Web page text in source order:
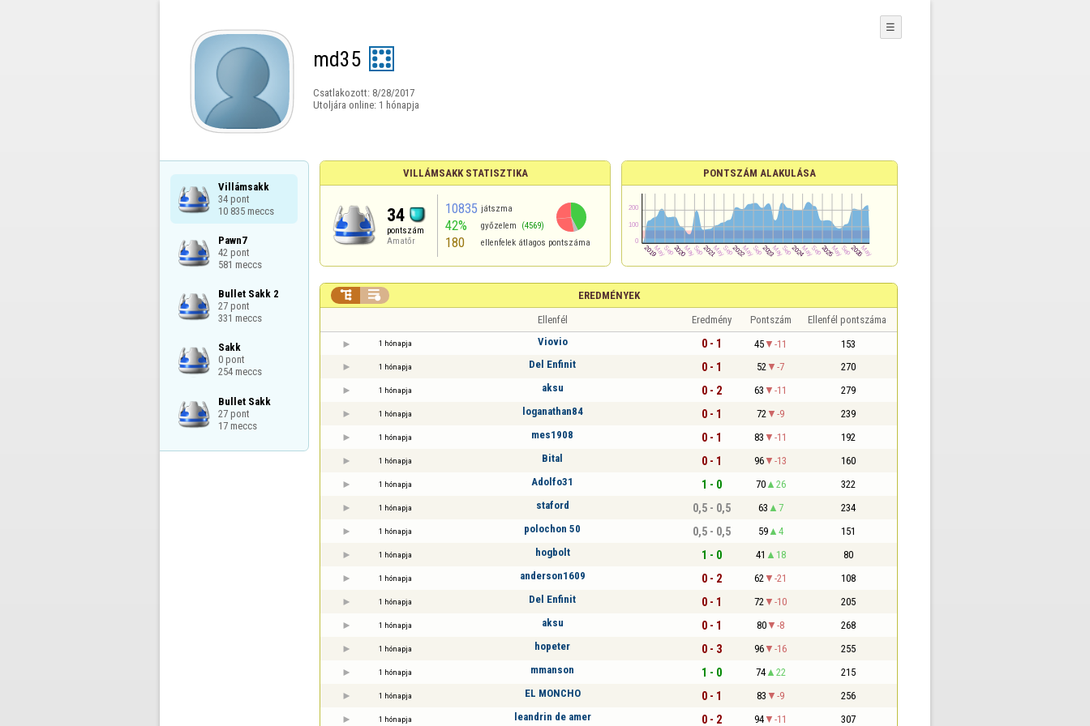
md35
Csatlakozott: 8/28/2017
Utoljára online: 1 hónapja
☰
Villámsakk
34 pont
10 835 meccs
Pawn7
42 pont
581 meccs
Bullet Sakk 2
27 pont
331 meccs
Sakk
0 pont
254 meccs
Bullet Sakk
27 pont
17 meccs
VILLÁMSAKK STATISZTIKA
34
pontszám
Amatőr
10835 játszma
42% győzelem (4569)
180 ellenfelek átlagos pontszáma
PONTSZÁM ALAKULÁSA
EREDMÉNYEK
 
Ellenfél Eredmény Pontszám Ellenfél pontszáma
1 hónapja Viovio 0 - 1 45 -11 153
1 hónapja Del Enfinit 0 - 1 52 -7 270
1 hónapja aksu 0 - 2 63 -11 279
1 hónapja loganathan84 0 - 1 72 -9 239
1 hónapja mes1908 0 - 1 83 -11 192
1 hónapja Bital 0 - 1 96 -13 160
1 hónapja Adolfo31 1 - 0 70 26 322
1 hónapja staford 0,5 - 0,5 63 7 234
1 hónapja polochon 50 0,5 - 0,5 59 4 151
1 hónapja hogbolt 1 - 0 41 18 80
1 hónapja anderson1609 0 - 2 62 -21 108
1 hónapja Del Enfinit 0 - 1 72 -10 205
1 hónapja aksu 0 - 1 80 -8 268
1 hónapja hopeter 0 - 3 96 -16 255
1 hónapja mmanson 1 - 0 74 22 215
1 hónapja EL MONCHO 0 - 1 83 -9 256
1 hónapja leandrin de amer 0 - 2 94 -11 307